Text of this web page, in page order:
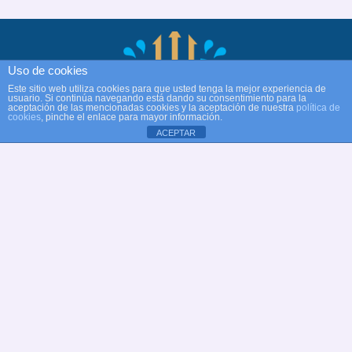
Uso de cookies
Este sitio web utiliza cookies para que usted tenga la mejor experiencia de
usuario. Si continúa navegando está dando su consentimiento para la
aceptación de las mencionadas cookies y la aceptación de nuestra política de
cookies, pinche el enlace para mayor información.
ACEPTAR